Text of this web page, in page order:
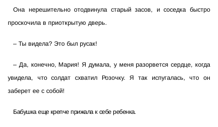
Она нерешительно отодвинула старый засов, и соседка быстро
проскочила в приоткрытую дверь.
–Ты видела? Это был русак!
– Да, конечно, Мария! Я думала, у меня разорвется сердце, когда
увидела, что солдат схватил Розочку. Я так испугалась, что он
заберет ее с собой!
Бабушка еще крепче прижала к себе ребенка.